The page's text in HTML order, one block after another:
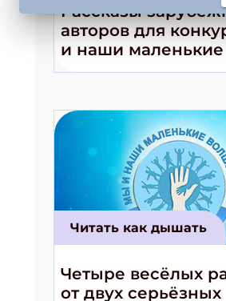
Рассказы
авторов для
и наши маленькие
волшебники!»
Читать как дышать
Четыре весёлых
от двух серьёзных
Подпишись на рассылку
подарок!
Укажите Ваш Email